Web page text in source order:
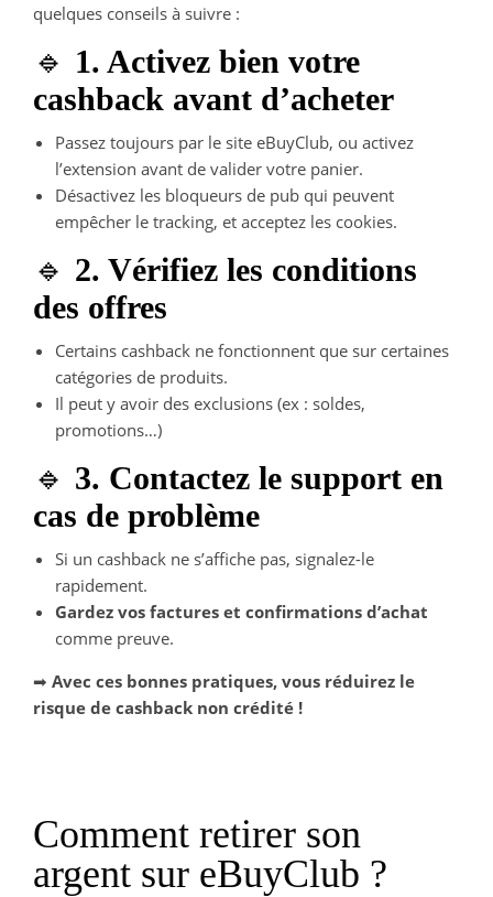
quelques conseils à suivre :
🔹 1. Activez bien votre
cashback avant d’acheter
Passez toujours par le site eBuyClub, ou activez
l’extension avant de valider votre panier.
Désactivez les bloqueurs de pub qui peuvent
empêcher le tracking, et acceptez les cookies.
🔹 2. Vérifiez les conditions
des offres
Certains cashback ne fonctionnent que sur certaines
catégories de produits.
Il peut y avoir des exclusions (ex : soldes,
promotions…)
🔹 3. Contactez le support en
cas de problème
Si un cashback ne s’affiche pas, signalez-le
rapidement.
Gardez vos factures et confirmations d’achat
comme preuve.
➡ Avec ces bonnes pratiques, vous réduirez le
risque de cashback non crédité !
Comment retirer son
argent sur eBuyClub ?